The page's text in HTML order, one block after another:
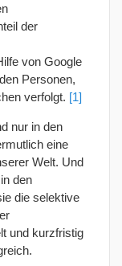
der
von Google
Personen,
verfolgt. [1]
nur in den
eine
Welt. Und
den
die selektive
und kurzfristig